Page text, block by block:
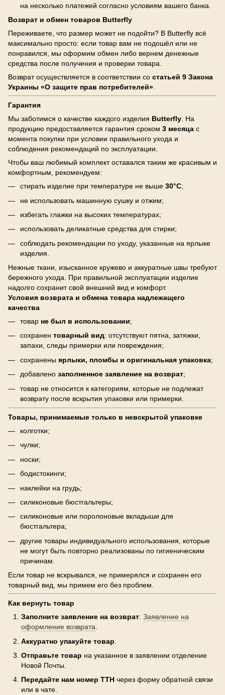
на несколько платежей согласно условиям вашего банка.
Возврат и обмен товаров Butterfly
Переживаете, что размер может не подойти? В Butterfly всё
максимально просто: если товар вам не подошёл или не
понравился, мы оформим обмен либо вернем денежные
средства после получения и проверки товара.
Возврат осуществляется в соответствии со статьей 9 Закона
Украины «О защите прав потребителей»
Гарантия
Мы заботимся о качестве каждого изделия Butterfly . На
продукцию предоставляется гарантия сроком 3 месяца с
момента покупки при условии правильного ухода и
соблюдения рекомендаций по эксплуатации.
Чтобы ваш любимый комплект оставался таким же красивым и
комфортным, рекомендуем:
стирать изделие при температуре не выше 30°C;
не использовать машинную сушку и отжим;
избегать глажки на высоких температурах;
использовать деликатные средства для стирки;
соблюдать рекомендации по уходу, указанные на ярлыке
изделия.
Нежные ткани, изысканное кружево и аккуратные швы требуют
бережного ухода. При правильной эксплуатации изделие
надолго сохранит свой внешний вид и комфорт.
Условия возврата и обмена товара надлежащего
качества
товар не был в использовании;
сохранен товарный вид: отсутствуют пятна, затяжки,
запахи, следы примерки или повреждения;
сохранены ярлыки, пломбы и оригинальная упаковка;
добавлено заполненное заявление на возврат;
товар не относится к категориям, которые не подлежат
возврату после вскрытия упаковки или примерки.
Товары, принимаемые только в невскрытой упаковке
колготки;
чулки;
носки;
бодистокинги;
наклейки на грудь;
силиконовые бюстгальтеры;
силиконовые или поролоновые вкладыши для
бюстгальтера;
другие товары индивидуального использования, которые
не могут быть повторно реализованы по гигиеническим
причинам.
Если товар не вскрывался, не примерялся и сохранен его
товарный вид, мы примем его без проблем.
Как вернуть товар
Заполните заявление на возврат: Заявление на
оформление возврата
Аккуратно упакуйте товар
Отправьте товар на указанное в заявлении отделение
Новой Почты.
Передайте нам номер ТТН через форму обратной связи
или в чате.